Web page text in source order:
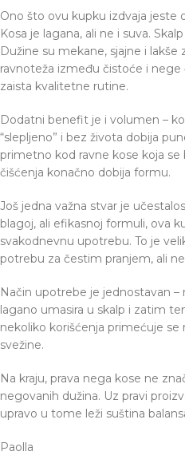
Ono što ovu kupku izdvaja jeste
Kosa je lagana, ali ne i suva.
Dužine su mekane, sjajne i lakše
ravnoteža između čistoće i
zaista kvalitetne rutine.
Dodatni benefit je i volumen –
“slepljeno” i bez života dobija
primetno kod ravne kose koja
čišćenja konačno dobija formu.
Još jedna važna stvar je
blagoj, ali efikasnoj formuli, ova
svakodnevnu upotrebu. To je
potrebu za čestim pranjem, ali
Način upotrebe je jednostavan –
lagano umasira u skalp i zatim
nekoliko korišćenja primećuje se
svežine.
Na kraju, prava nega kose ne
negovanih dužina. Uz pravi
upravo u tome leži suština
Paolla